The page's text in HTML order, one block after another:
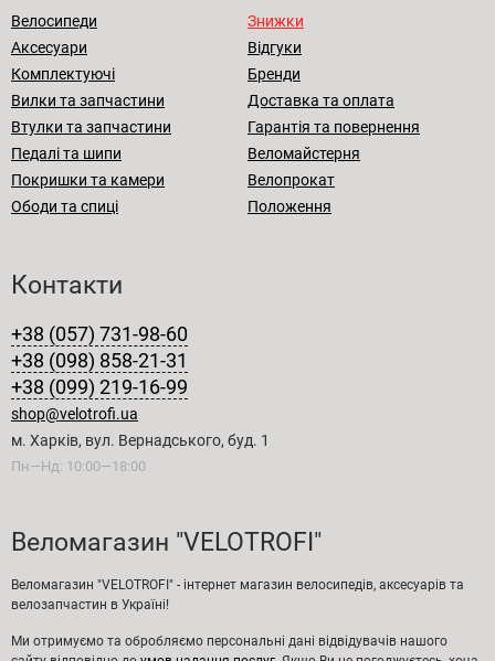
Велосипеди
Аксесуари
Комплектуючі
Вилки та запчастини
Втулки та запчастини
Педалі та шипи
Покришки та камери
Ободи та спиці
Знижки
Відгуки
Бренди
Доставка та оплата
Гарантія та повернення
Веломайстерня
Велопрокат
Положення
Контакти
+38 (057) 731-98-60
+38 (098) 858-21-31
+38 (099) 219-16-99
shop@velotrofi.ua
м. Харків, вул. Вернадського, буд. 1
Пн—Нд: 10:00—18:00
Веломагазин "VELOTROFI"
Веломагазин "VELOTROFI" - інтернет магазин велосипедів, аксесуарів та
велозапчастин в Україні!
Ми отримуємо та обробляємо персональні дані відвідувачів нашого